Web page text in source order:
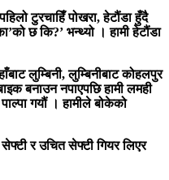
टुरचाहिँ पोखरा, हेटौंडा हुँदै
छ कि?’ भन्थ्यो । हामी हेटौंडा
लुम्बिनी, लुम्बिनीबाट कोहलपुर
बनाउन नपाएपछि हामी लमही
गयौं । हामीले बोकेको
र उचित सेफ्टी गियर लिएर